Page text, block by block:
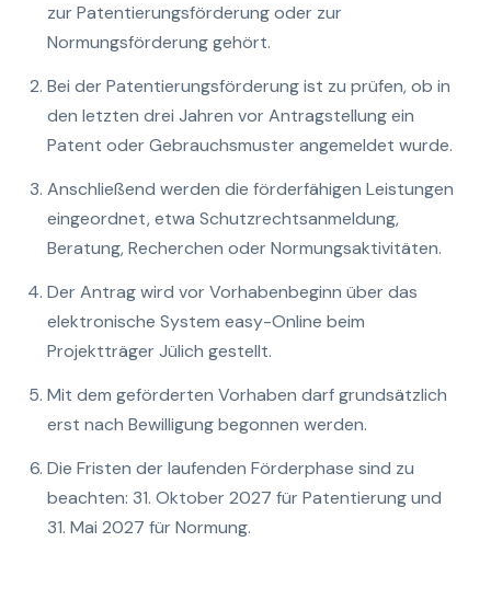
zur Patentierungsförderung oder zur
Normungsförderung gehört.
Bei der Patentierungsförderung ist zu prüfen, ob in
den letzten drei Jahren vor Antragstellung ein
Patent oder Gebrauchsmuster angemeldet wurde.
Anschließend werden die förderfähigen Leistungen
eingeordnet, etwa Schutzrechtsanmeldung,
Beratung, Recherchen oder Normungsaktivitäten.
Der Antrag wird vor Vorhabenbeginn über das
elektronische System easy-Online beim
Projektträger Jülich gestellt.
Mit dem geförderten Vorhaben darf grundsätzlich
erst nach Bewilligung begonnen werden.
Die Fristen der laufenden Förderphase sind zu
beachten: 31. Oktober 2027 für Patentierung und
31. Mai 2027 für Normung.